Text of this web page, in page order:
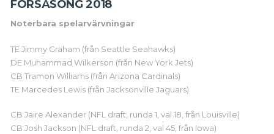
FÖRSÄSONG 2018
Noterbara spelarvärvningar
TE Jimmy Graham (från Seattle Seahawks)
DE Muhammad Wilkerson (från New York Jets)
CB Tramon Williams (från Arizona Cardinals)
TE Marcedes Lewis (från Jacksonville Jaguars)
CB Jaire Alexander (NFL draft, runda 1, val 18, från Louisville)
CB Josh Jackson (NFL draft, runda 2, val 45, från Iowa)